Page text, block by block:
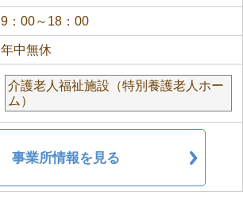
9：00～18：00
年中無休
介護老人福祉施設（特別養護老人ホー
ム）
事業所情報を見る